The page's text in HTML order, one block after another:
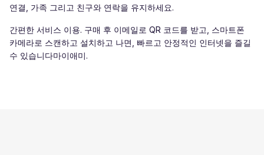
연결, 가족 그리고 친구와 연락을 유지하세요.
간편한 서비스 이용. 구매 후 이메일로 QR 코드를 받고, 스마트폰
카메라로 스캔하고 설치하고 나면, 빠르고 안정적인 인터넷을 즐길
수 있습니다마이애미.